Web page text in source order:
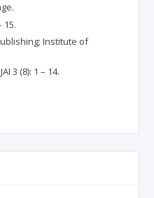
15.
Institute of
3 (8): 1 – 14.